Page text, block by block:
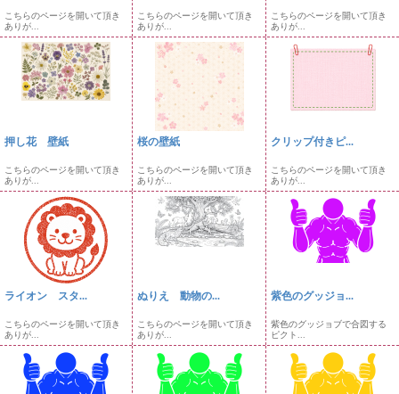
こちらのページを開いて頂き
ありが...
こちらのページを開いて頂き
ありが...
こちらのページを開いて頂き
ありが...
押し花 壁紙
こちらのページを開いて頂き
ありが...
桜の壁紙
こちらのページを開いて頂き
ありが...
クリップ付きピ...
こちらのページを開いて頂き
ありが...
ライオン スタ...
こちらのページを開いて頂き
ありが...
ぬりえ 動物の...
こちらのページを開いて頂き
ありが...
紫色のグッジョ...
紫色のグッジョブで合図する
ピクト...